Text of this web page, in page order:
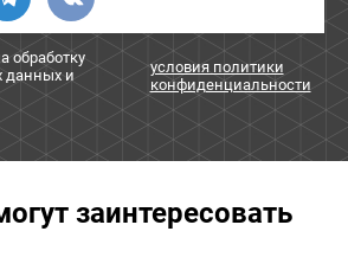
обработку
данных и
условия политики
конфиденциальности
заинтересовать